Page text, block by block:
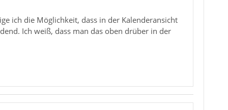
ich die Möglichkeit, dass in der Kalenderansicht
Ich weiß, dass man das oben drüber in der